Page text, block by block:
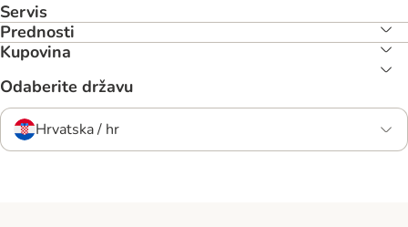
Servis
Prednosti
Kupovina
Odaberite državu
Hrvatska / hr